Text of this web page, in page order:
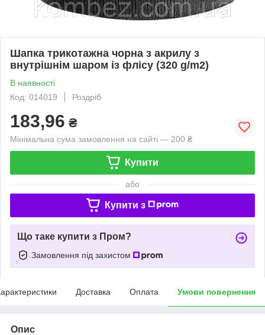
Шапка трикотажна чорна з акрилу з
внутрішнім шаром із флісу (320 g/m2)
В наявності
Код: 014019
Роздріб
183,96 ₴
Мінімальна сума замовлення на сайті — 200 ₴
Купити
або
Купити з
Що таке купити з Пром?
Замовлення під захистом
Доставка Оплата Умови повернення
Опис